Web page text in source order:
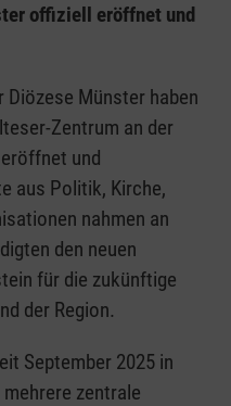
offiziell eröffnet und
Diözese Münster haben
Zentrum an der
und
aus Politik, Kirche,
nahmen an
den neuen
für die zukünftige
der Region.
September 2025 in
zentrale